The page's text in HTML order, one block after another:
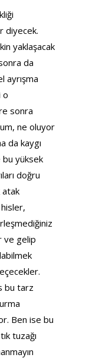
diyecek.
yaklaşacak
da
ayrışma
o
sonra
ne oluyor
da kaygı
bu yüksek
doğru
atak
ve gelip
bu tarz
Ben ise bu
tuzağı